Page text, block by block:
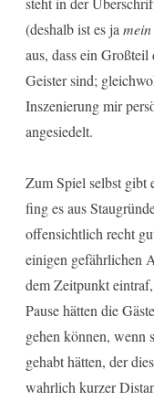
(deshalb ist es ja mein
aus, dass ein
Geister sind;
Inszenierung mir
angesiedelt.
Zum Spiel selbst gibt
fing es aus
offensichtlich recht
einigen gefährlichen
dem Zeitpunkt
Pause hätten die
gehen können, wenn
gehabt hätten, der
wahrlich kurzer